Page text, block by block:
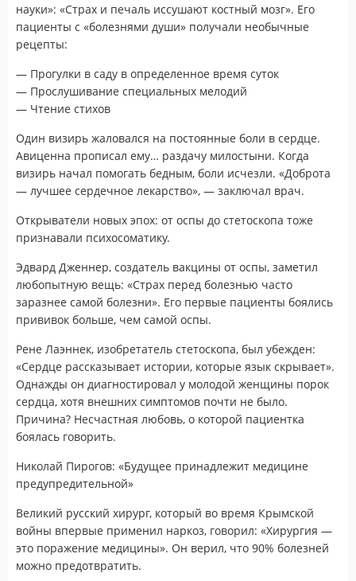
науки»: «Страх и печаль иссушают костный мозг». Его
пациенты с «болезнями души» получали необычные
рецепты:
— Прогулки в саду в определенное время суток
— Прослушивание специальных мелодий
— Чтение стихов
Один визирь жаловался на постоянные боли в сердце.
Авиценна прописал ему… раздачу милостыни. Когда
визирь начал помогать бедным, боли исчезли. «Доброта
— лучшее сердечное лекарство», — заключал врач.
Открыватели новых эпох: от оспы до стетоскопа тоже
признавали психосоматику.
Эдвард Дженнер, создатель вакцины от оспы, заметил
любопытную вещь: «Страх перед болезнью часто
заразнее самой болезни». Его первые пациенты боялись
прививок больше, чем самой оспы.
Рене Лаэннек, изобретатель стетоскопа, был убежден:
«Сердце рассказывает истории, которые язык скрывает».
Однажды он диагностировал у молодой женщины порок
сердца, хотя внешних симптомов почти не было.
Причина? Несчастная любовь, о которой пациентка
боялась говорить.
Николай Пирогов: «Будущее принадлежит медицине
предупредительной»
Великий русский хирург, который во время Крымской
войны впервые применил наркоз, говорил: «Хирургия —
это поражение медицины». Он верил, что 90% болезней
можно предотвратить.